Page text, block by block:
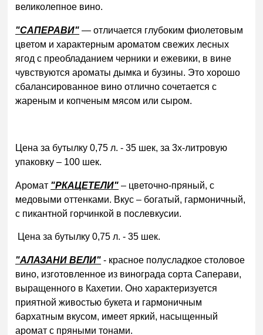
великолепное вино.
"САПЕРАВИ" — отличается глубоким фиолетовым
цветом и характерным ароматом свежих лесных
ягод с преобладанием черники и ежевики, в вине
чувствуются ароматы дымка и бузины. Это хорошо
сбалансированное вино отлично сочетается с
жареным и копченым мясом или сыром.
Цена за бутылку 0,75 л. - 35 шек, за 3х-литровую
упаковку – 100 шек.
Аромат "РКАЦЕТЕЛИ" – цветочно-пряный, с
медовыми оттенками. Вкус – богатый, гармоничный,
с пикантной горчинкой в послевкусии.
Цена за бутылку 0,75 л. - 35 шек.
"АЛАЗАНИ ВЕЛИ" - красное полусладкое столовое
вино, изготовленное из винограда сорта Саперави,
выращенного в Кахетии. Оно характеризуется
приятной живостью букета и гармоничным
бархатным вкусом, имеет яркий, насыщенный
аромат с пряными тонами.